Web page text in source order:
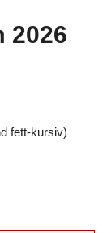
2026
fett-kursiv)